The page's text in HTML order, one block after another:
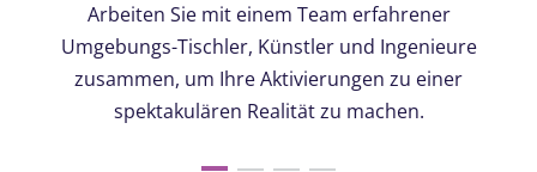
Arbeiten Sie mit einem Team erfahrener
Umgebungs-Tischler, Künstler und Ingenieure
zusammen, um Ihre Aktivierungen zu einer
spektakulären Realität zu machen.